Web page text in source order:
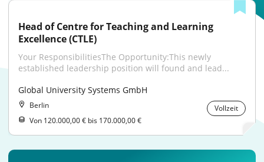
Head of Centre for Teaching and Learning
Excellence (CTLE)
Your ResponsibilitiesThe Opportunity:This newly
established leadership position will found and lead...
Global University Systems GmbH
Berlin
Vollzeit
Von 120.000,00 € bis 170.000,00 €